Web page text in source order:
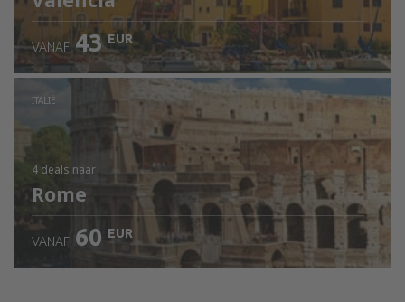
VANAF 43 EUR
ITALIË
4 deals naar
Rome
VANAF 60 EUR